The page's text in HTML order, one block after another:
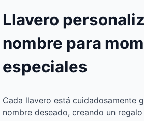
Llavero
nombre para
especiales
Cada llavero está cuidadosamente
nombre deseado, creando un